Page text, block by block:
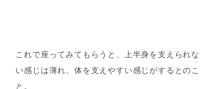
これで座ってみてもらうと、上半身を支えられな
い感じは薄れ、体を支えやすい感じがするとのこ
と。